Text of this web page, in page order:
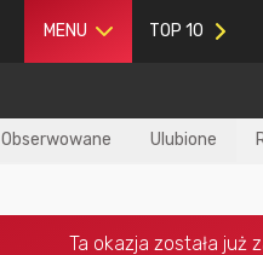
MENU TOP 10
Obserwowane Ulubione